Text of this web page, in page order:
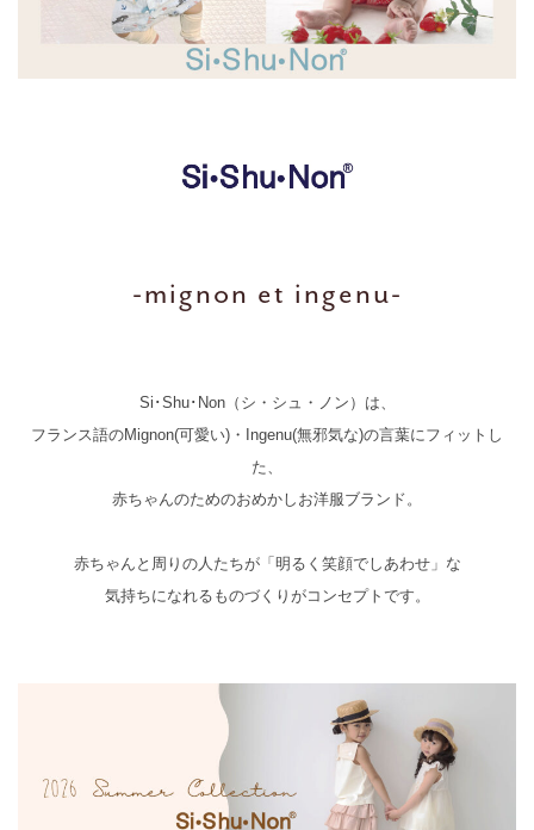
-mignon et ingenu-
Si･Shu･Non（シ・シュ・ノン）は、
フランス語のMignon(可愛い)・Ingenu(無邪気な)の言葉にフィットし
た、
赤ちゃんのためのおめかしお洋服ブランド。
赤ちゃんと周りの人たちが「明るく笑顔でしあわせ」な
気持ちになれるものづくりがコンセプトです。